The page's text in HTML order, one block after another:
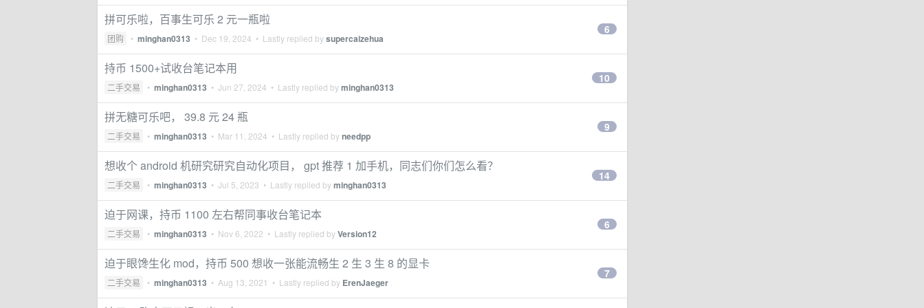
拼可乐啦，百事生可乐 2 元一瓶啦
团购 • minghan0313 • Dec 19, 2024 • Lastly replied bysupercaizehua
6
持币 1500+试收台笔记本用
二手交易 • minghan0313 • Jun 27, 2024 • Lastly replied byminghan0313
10
拼无糖可乐吧， 39.8 元 24 瓶
二手交易 • minghan0313 • Mar 11, 2024 • Lastly replied byneedpp
9
想收个 android 机研究研究自动化项目， gpt 推荐 1 加手机，同志们你们怎么看？
二手交易 • minghan0313 • Jul 5, 2023 • Lastly replied byminghan0313
14
迫于网课，持币 1100 左右帮同事收台笔记本
二手交易 • minghan0313 • Nov 6, 2022 • Lastly replied byVersion12
6
迫于眼馋生化 mod，持币 500 想收一张能流畅生 2 生 3 生 8 的显卡
二手交易 • minghan0313 • Aug 13, 2021 • Lastly replied by ErenJaeger
7